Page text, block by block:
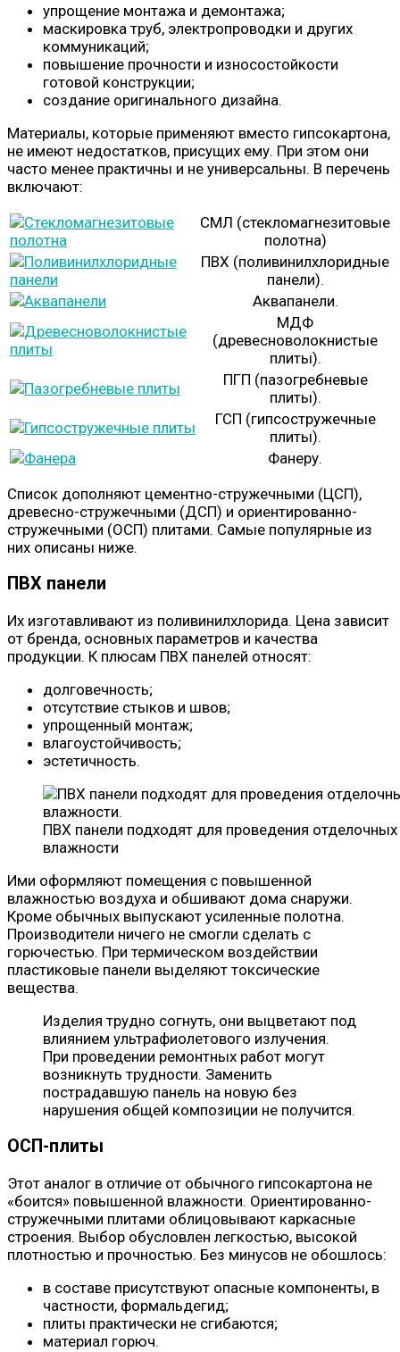
упрощение монтажа и демонтажа;
маскировка труб, электропроводки и других
коммуникаций;
повышение прочности и износостойкости
готовой конструкции;
создание оригинального дизайна.
Материалы, которые применяют вместо гипсокартона,
не имеют недостатков, присущих ему. При этом они
часто менее практичны и не универсальны. В перечень
включают:
СМЛ (стекломагнезитовые
полотна)
ПВХ (поливинилхлоридные
панели).
Аквапанели.
МДФ
(древесноволокнистые
плиты).
ПГП (пазогребневые
плиты).
ГСП (гипсостружечные
плиты).
Фанеру.
Список дополняют цементно-стружечными (ЦСП),
древесно-стружечными (ДСП) и ориентированно-
стружечными (ОСП) плитами. Самые популярные из
них описаны ниже.
ПВХ панели
Их изготавливают из поливинилхлорида. Цена зависит
от бренда, основных параметров и качества
продукции. К плюсам ПВХ панелей относят:
долговечность;
отсутствие стыков и швов;
упрощенный монтаж;
влагоустойчивость;
эстетичность.
ПВХ панели подходят для проведения
влажности
Ими оформляют помещения с повышенной
влажностью воздуха и обшивают дома снаружи.
Кроме обычных выпускают усиленные полотна.
Производители ничего не смогли сделать с
горючестью. При термическом воздействии
пластиковые панели выделяют токсические
вещества.
Изделия трудно согнуть, они выцветают под
влиянием ультрафиолетового излучения.
При проведении ремонтных работ могут
возникнуть трудности. Заменить
пострадавшую панель на новую без
нарушения общей композиции не получится.
ОСП-плиты
Этот аналог в отличие от обычного гипсокартона не
«боится» повышенной влажности. Ориентированно-
стружечными плитами облицовывают каркасные
строения. Выбор обусловлен легкостью, высокой
плотностью и прочностью. Без минусов не обошлось:
в составе присутствуют опасные компоненты, в
частности, формальдегид;
плиты практически не сгибаются;
материал горюч.